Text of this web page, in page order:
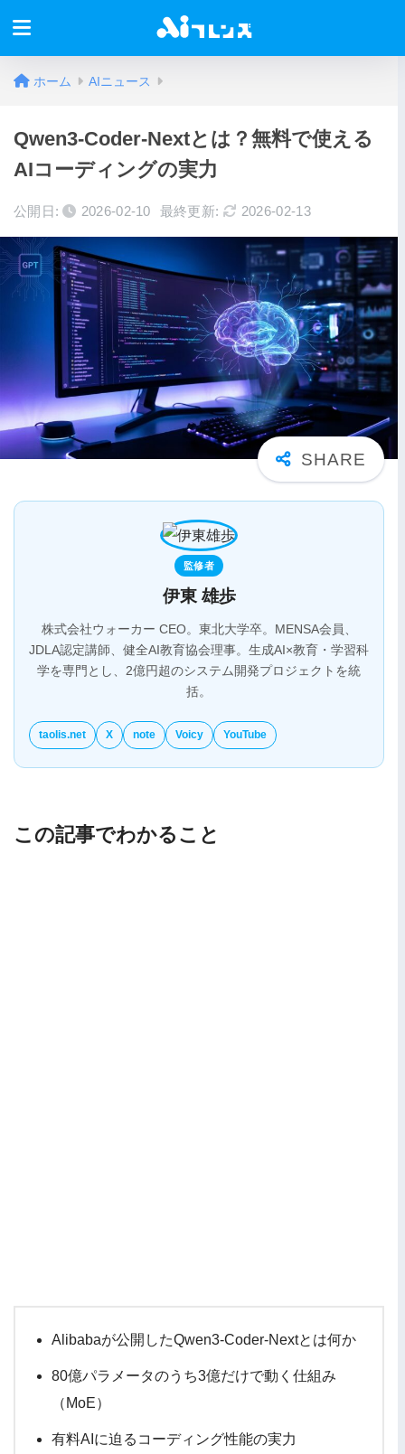
ホーム AIニュース
Qwen3-Coder-Nextとは？無料で使える
AIコーディングの実力
公開日: 2026-02-10 最終更新: 2026-02-13
監修者
伊東 雄歩
株式会社ウォーカー CEO。東北大学卒。MENSA会員、
JDLA認定講師、健全AI教育協会理事。生成AI×教育・学習科
学を専門とし、2億円超のシステム開発プロジェクトを統
括。
taolis.net X note Voicy YouTube
この記事でわかること
Alibabaが公開したQwen3-Coder-Nextとは何か
80億パラメータのうち3億だけで動く仕組み
（MoE）
有料AIに迫るコーディング性能の実力